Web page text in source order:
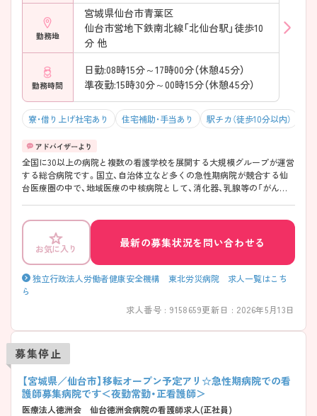
勤務地
宮城県仙台市青葉区
仙台市営地下鉄南北線「北仙台駅」徒歩10
分 他
勤務時間
日勤:08時15分～17時00分（休憩45分）
準夜勤:15時30分～00時15分（休憩45分）
寮・借り上げ社宅あり 住宅補助・手当あり 駅チカ（徒歩10分以内）
全国に30以上の病院と複数の看護学校を展開する大規模グループが運営
する総合病院です。国立、自治体立など多くの急性期病院が競合する仙
台医療圏の中で、地域医療の中核病院として、消化器、乳腺等の「がん疾
内外から高い評価を得ています。 詳細等お気軽にアドバイザーにお尋ね
ください♪
お気に入り
最新の募集状況を問い合わせる
独立行政法人労働者健康安全機構 東北労災病院 求人一覧はこち
ら
求人番号 : 9158659更新日 : 2026年5月13日
募集停止
【宮城県／仙台市】移転オープン予定アリ☆急性期病院での看
護師募集病院です＜夜勤常勤・正看護師＞
医療法人徳洲会 仙台徳洲会病院の看護師求人(正社員)